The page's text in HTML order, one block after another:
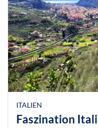
ITALIEN
Faszination